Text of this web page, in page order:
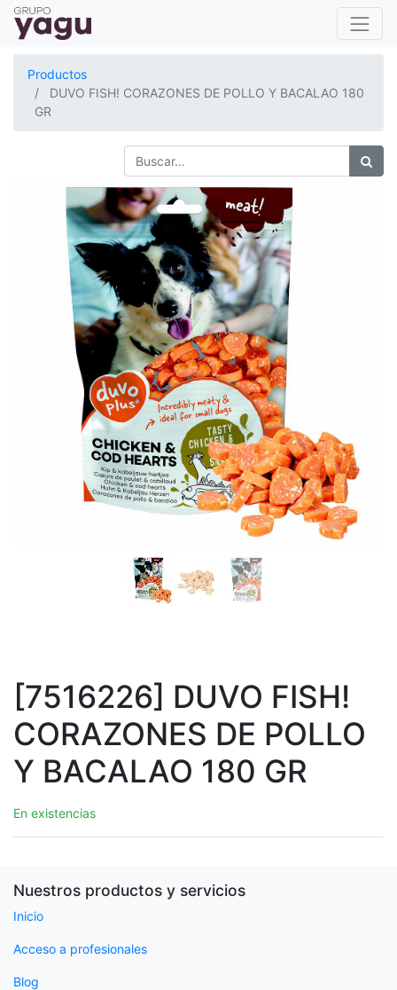
Productos
DUVO FISH! CORAZONES DE POLLO Y BACALAO 180
GR
[7516226] DUVO FISH!
CORAZONES DE POLLO
Y BACALAO 180 GR
En existencias
Nuestros productos y servicios
Inicio
Acceso a profesionales
Blog